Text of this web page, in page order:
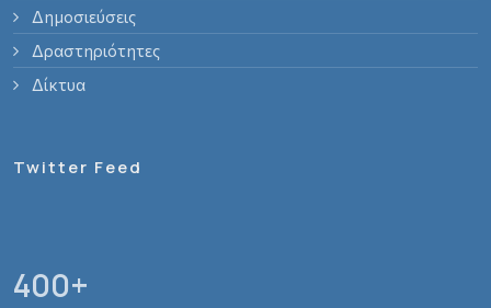
Δημοσιεύσεις
Δραστηριότητες
Δίκτυα
Twitter Feed
400+